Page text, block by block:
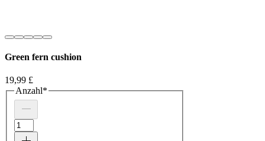
Green fern cushion
19,99 £
Anzahl*